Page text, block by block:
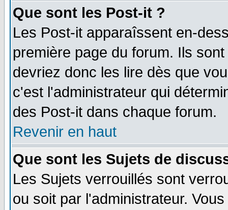
Que sont les Post-it ?
Les Post-it apparaîssent en-
première page du forum. Ils
devriez donc les lire dès que
c'est l'administrateur qui
des Post-it dans chaque forum.
Revenir en haut
Que sont les Sujets de
Les Sujets verrouillés sont
ou soit par l'administrateur.